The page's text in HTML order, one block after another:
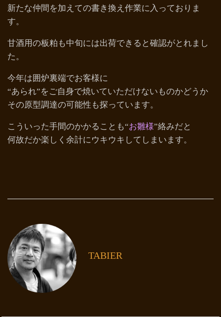
新たな仲間を加えての書き換え作業に入っておりま
す。
甘酒用の板粕も中旬には出荷できると確認がとれまし
た。
今年は囲炉裏端でお客様に
“あられ”をご自身で焼いていただけないものかどうか
その原型調達の可能性も探っています。
こういった手間のかかることも“お雛様”絡みだと
何故だか楽しく余計にウキウキしてしまいます。
TABIER